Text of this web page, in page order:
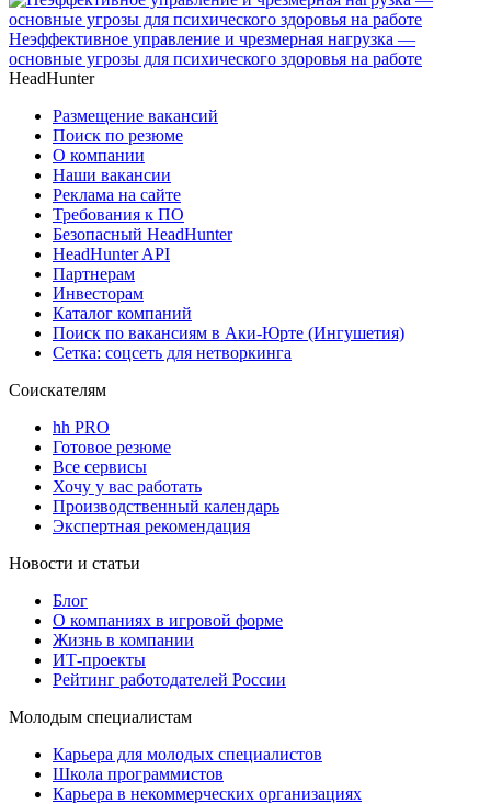
Неэффективное управление и чрезмерная нагрузка —
основные угрозы для психического здоровья на работе
HeadHunter
Размещение вакансий
Поиск по резюме
О компании
Наши вакансии
Реклама на сайте
Требования к ПО
Безопасный HeadHunter
HeadHunter API
Партнерам
Инвесторам
Каталог компаний
Поиск по вакансиям в Аки-Юрте (Ингушетия)
Сетка: соцсеть для нетворкинга
Соискателям
hh PRO
Готовое резюме
Все сервисы
Хочу у вас работать
Производственный календарь
Экспертная рекомендация
Новости и статьи
Блог
О компаниях в игровой форме
Жизнь в компании
ИТ-проекты
Рейтинг работодателей России
Молодым специалистам
Карьера для молодых специалистов
Школа программистов
Карьера в некоммерческих организациях